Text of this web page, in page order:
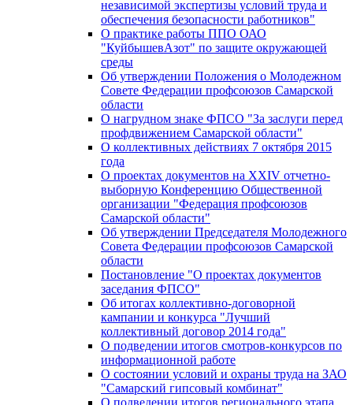
независимой экспертизы условий труда и
обеспечения безопасности работников"
О практике работы ППО ОАО
"КуйбышевАзот" по защите окружающей
среды
Об утверждении Положения о Молодежном
Совете Федерации профсоюзов Самарской
области
О нагрудном знаке ФПСО "За заслуги перед
профдвижением Самарской области"
О коллективных действиях 7 октября 2015
года
О проектах документов на XXIV отчетно-
выборную Конференцию Общественной
организации "Федерация профсоюзов
Самарской области"
Об утверждении Председателя Молодежного
Совета Федерации профсоюзов Самарской
области
Постановление "О проектах документов
заседания ФПСО"
Об итогах коллективно-договорной
кампании и конкурса "Лучший
коллективный договор 2014 года"
О подведении итогов смотров-конкурсов по
информационной работе
О состоянии условий и охраны труда на ЗАО
"Самарский гипсовый комбинат"
О подведении итогов регионального этапа